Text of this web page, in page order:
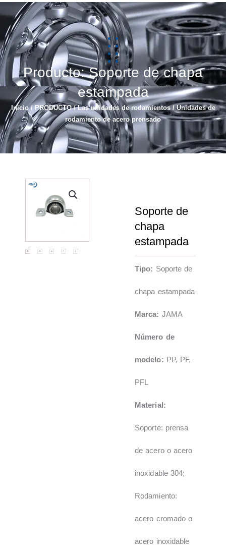
Русский
简体中文
Producto: Soporte de chapa
estampada
Inicio/PRODUCTO/Las unidades de rodamientos/ Unidades de
rodamiento de acero prensado
Soporte de
chapa
estampada
Tipo: Soporte de
chapa estampada
Marca: JAMA
Número de
modelo: PP, PF,
PFL
Material:
Soporte: prensa
de acero o acero
inoxidable 304;
Rodamiento:
acero cromado o
acero inoxidable